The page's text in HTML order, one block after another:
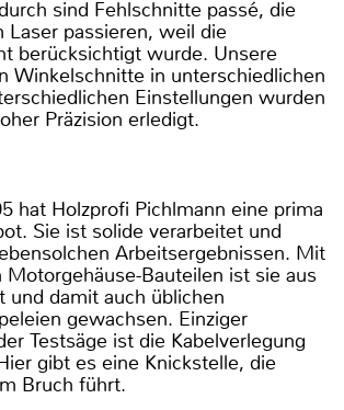
sind Fehlschnitte passé, die
Laser passieren, weil die
berücksichtigt wurde. Unsere
Winkelschnitte in unterschiedlichen
Einstellungen wurden
Präzision erledigt.
hat Holzprofi Pichlmann eine prima
Sie ist solide verarbeitet und
Arbeitsergebnissen. Mit
Motorgehäuse-Bauteilen ist sie aus
und damit auch üblichen
gewachsen. Einziger
Testsäge ist die Kabelverlegung
gibt es eine Knickstelle, die
Bruch führt.